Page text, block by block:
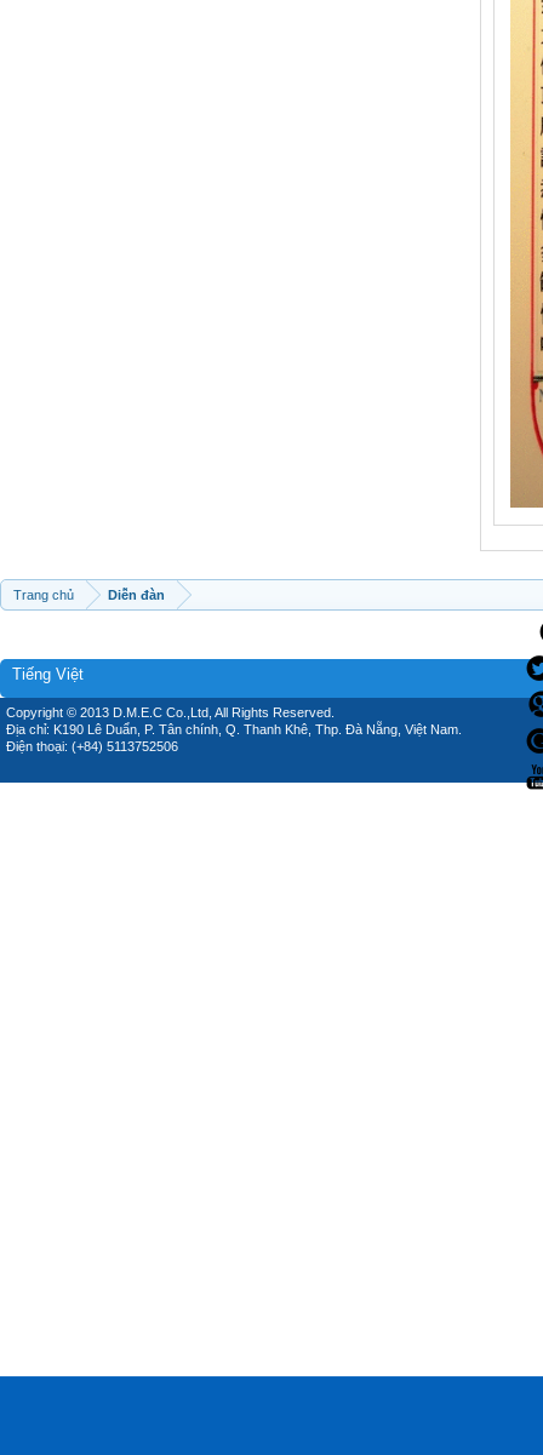
Trang chủ Diễn đàn
Tiếng Việt
Copyright © 2013 D.M.E.C Co.,Ltd, All Rights Reserved.
Địa chỉ: K190 Lê Duẩn, P. Tân chính, Q. Thanh Khê, Thp. Đà Nẵng, Việt Nam.
Điện thoại: (+84) 5113752506